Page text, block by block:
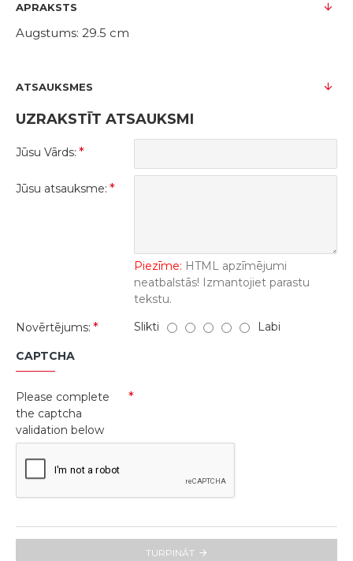
APRAKSTS
Augstums: 29.5 cm
ATSAUKSMES
UZRAKSTĪT ATSAUKSMI
Jūsu Vārds:
Jūsu atsauksme:
Piezīme: HTML apzīmējumi
neatbalstās! Izmantojiet parastu
tekstu.
Novērtējums:
Slikti Labi
CAPTCHA
Please complete
the captcha
validation below
TURPINĀT